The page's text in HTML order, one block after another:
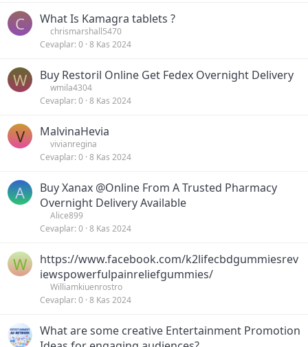
C What Is Kamagra tablets ?
chrismarshall5470
Cevaplar 0 8 Kas 2024
W Buy Restoril Online Get Fedex Overnight Delivery
wmila4304
Cevaplar 0 8 Kas 2024
V MalvinaHevia
vivianregina
Cevaplar 0 8 Kas 2024
A
Buy Xanax @Online From A Trusted Pharmacy
Overnight Delivery Available
Alice899
Cevaplar 0 8 Kas 2024
W
https://www.facebook.com/k2lifecbdgummiesrev
iewspowerfulpainreliefgummies/
Williamkiuenrostro
Cevaplar 0 8 Kas 2024
What are some creative Entertainment Promotion